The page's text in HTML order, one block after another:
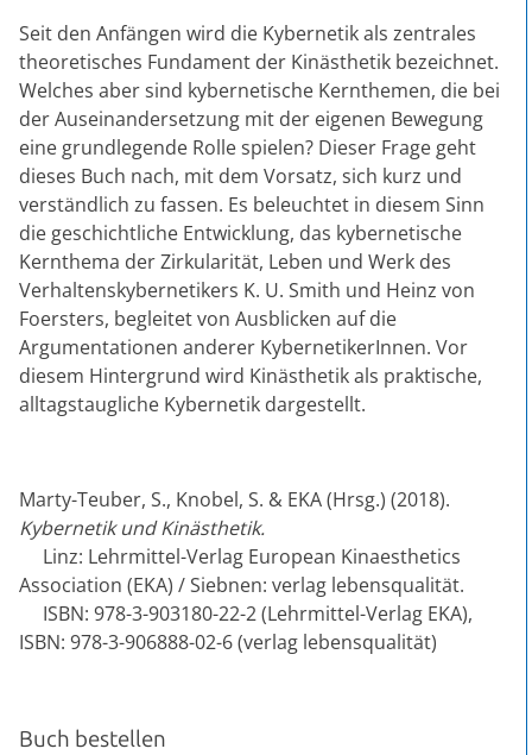
Seit den Anfängen wird die Kybernetik als zentrales
theoretisches Fundament der Kinästhetik bezeichnet.
Welches aber sind kybernetische Kernthemen, die bei
der Auseinandersetzung mit der eigenen Bewegung
eine grundlegende Rolle spielen? Dieser Frage geht
dieses Buch nach, mit dem Vorsatz, sich kurz und
verständlich zu fassen. Es beleuchtet in diesem Sinn
die geschichtliche Entwicklung, das kybernetische
Kernthema der Zirkularität, Leben und Werk des
Verhaltenskybernetikers K. U. Smith und Heinz von
Foersters, begleitet von Ausblicken auf die
Argumentationen anderer KybernetikerInnen. Vor
diesem Hintergrund wird Kinästhetik als praktische,
alltagstaugliche Kybernetik dargestellt.
Marty-Teuber, S., Knobel, S. & EKA (Hrsg.) (2018).
Kybernetik und Kinästhetik.
Linz: Lehrmittel-Verlag European Kinaesthetics
Association (EKA) / Siebnen: verlag lebensqualität.
ISBN: 978-3-903180-22-2 (Lehrmittel-Verlag EKA),
ISBN: 978-3-906888-02-6 (verlag lebensqualität)
Buch bestellen